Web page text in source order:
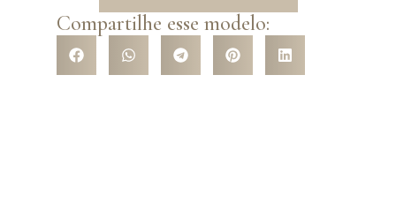
Compartilhe esse modelo: